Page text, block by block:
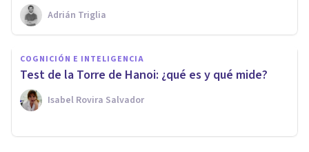
Adrián Triglia
COGNICIÓN E INTELIGENCIA
Test de la Torre de Hanoi: ¿qué es y qué mide?
Isabel Rovira Salvador
6 curiosidades sobre la
memoria (según la ciencia)